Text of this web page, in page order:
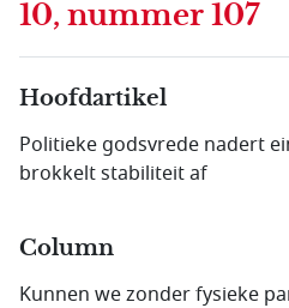
10, nummer 107
Hoofdartikel
Politieke godsvrede nadert
brokkelt stabiliteit af
Column
Kunnen we zonder fysieke